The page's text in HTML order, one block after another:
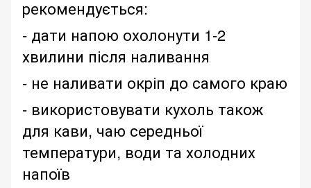
рекомендується:
- дати напою охолонути 1-2
хвилини після наливання
- не наливати окріп до самого краю
- використовувати кухоль також
для кави, чаю середньої
температури, води та холодних
напоїв